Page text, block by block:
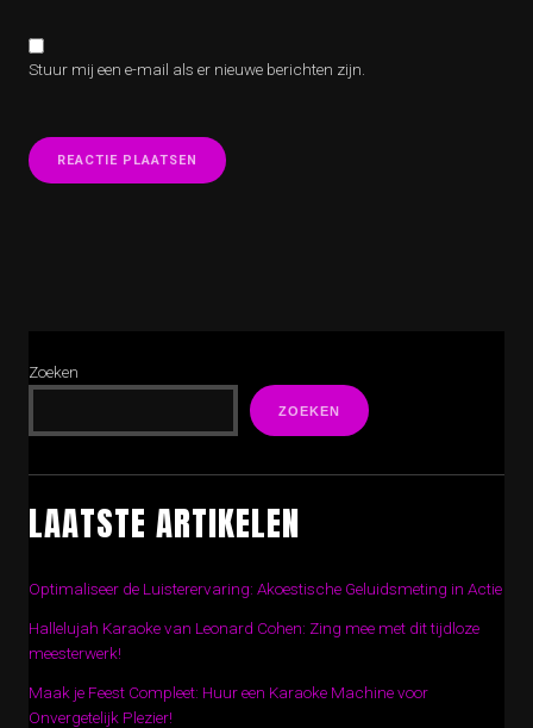
Stuur mij een e-mail als er nieuwe berichten zijn.
Zoeken
ZOEKEN
LAATSTE ARTIKELEN
Optimaliseer de Luisterervaring: Akoestische Geluidsmeting in Actie
Hallelujah Karaoke van Leonard Cohen: Zing mee met dit tijdloze
meesterwerk!
Maak je Feest Compleet: Huur een Karaoke Machine voor
Onvergetelijk Plezier!